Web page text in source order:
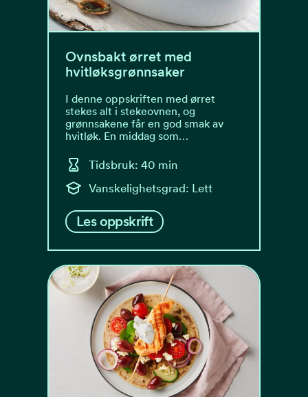
Ovnsbakt ørret med
hvitløksgrønnsaker
I denne oppskriften med ørret
stekes alt i stekeovnen, og
grønnsakene får en god smak av
hvitløk. En middag som…
Tidsbruk: 40 min
Vanskelighetsgrad: Lett
Les oppskrift